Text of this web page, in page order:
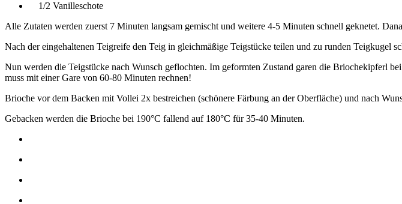
1/2 Vanilleschote
Alle Zutaten werden zuerst 7 Minuten langsam gemischt und weitere 4-5 Minuten schnell geknetet.
Nach der eingehaltenen Teigreife den Teig in gleichmäßige Teigstücke teilen und zu runden Teigkugel
Nun werden die Teigstücke nach Wunsch geflochten. Im geformten Zustand garen die Briochekipferl
muss mit einer Gare von 60-80 Minuten rechnen!
Brioche vor dem Backen mit Vollei 2x bestreichen (schönere Färbung an der Oberfläche) und nach
Gebacken werden die Brioche bei 190°C fallend auf 180°C für 35-40 Minuten.